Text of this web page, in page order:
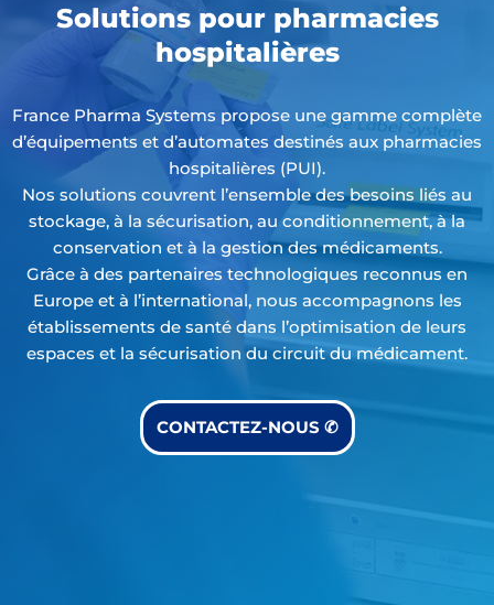
Solutions pour pharmacies
hospitalières
France Pharma Systems propose une gamme complète
d’équipements et d’automates destinés aux pharmacies
hospitalières (PUI).
Nos solutions couvrent l’ensemble des besoins liés au
stockage, à la sécurisation, au conditionnement, à la
conservation et à la gestion des médicaments.
Grâce à des partenaires technologiques reconnus en
Europe et à l’international, nous accompagnons les
établissements de santé dans l’optimisation de leurs
espaces et la sécurisation du circuit du médicament.
CONTACTEZ-NOUS ✆